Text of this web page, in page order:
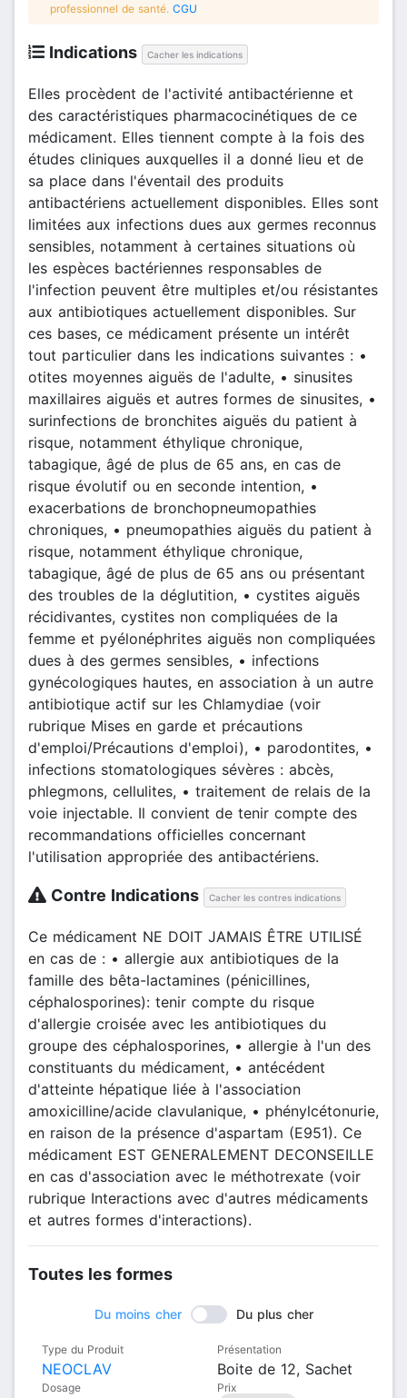
professionnel de santé. CGU
Indications Cacher les indications
Elles procèdent de l'activité antibactérienne et
des caractéristiques pharmacocinétiques de ce
médicament. Elles tiennent compte à la fois des
études cliniques auxquelles il a donné lieu et de
sa place dans l'éventail des produits
antibactériens actuellement disponibles. Elles sont
limitées aux infections dues aux germes reconnus
sensibles, notamment à certaines situations où
les espèces bactériennes responsables de
l'infection peuvent être multiples et/ou résistantes
aux antibiotiques actuellement disponibles. Sur
ces bases, ce médicament présente un intérêt
tout particulier dans les indications suivantes : •
otites moyennes aiguës de l'adulte, • sinusites
maxillaires aiguës et autres formes de sinusites, •
surinfections de bronchites aiguës du patient à
risque, notamment éthylique chronique,
tabagique, âgé de plus de 65 ans, en cas de
risque évolutif ou en seconde intention, •
exacerbations de bronchopneumopathies
chroniques, • pneumopathies aiguës du patient à
risque, notamment éthylique chronique,
tabagique, âgé de plus de 65 ans ou présentant
des troubles de la déglutition, • cystites aiguës
récidivantes, cystites non compliquées de la
femme et pyélonéphrites aiguës non compliquées
dues à des germes sensibles, • infections
gynécologiques hautes, en association à un autre
antibiotique actif sur les Chlamydiae (voir
rubrique Mises en garde et précautions
d'emploi/Précautions d'emploi), • parodontites, •
infections stomatologiques sévères : abcès,
phlegmons, cellulites, • traitement de relais de la
voie injectable. Il convient de tenir compte des
recommandations officielles concernant
l'utilisation appropriée des antibactériens.
Contre Indications Cacher les contres indications
Ce médicament NE DOIT JAMAIS ÊTRE UTILISÉ
en cas de : • allergie aux antibiotiques de la
famille des bêta-lactamines (pénicillines,
céphalosporines): tenir compte du risque
d'allergie croisée avec les antibiotiques du
groupe des céphalosporines, • allergie à l'un des
constituants du médicament, • antécédent
d'atteinte hépatique liée à l'association
amoxicilline/acide clavulanique, • phénylcétonurie,
en raison de la présence d'aspartam (E951). Ce
médicament EST GENERALEMENT DECONSEILLE
en cas d'association avec le méthotrexate (voir
rubrique Interactions avec d'autres médicaments
et autres formes d'interactions).
Toutes les formes
Du moins cher Du plus cher
Type du Produit
NEOCLAV
Présentation
Boite de 12, Sachet
Dosage Prix